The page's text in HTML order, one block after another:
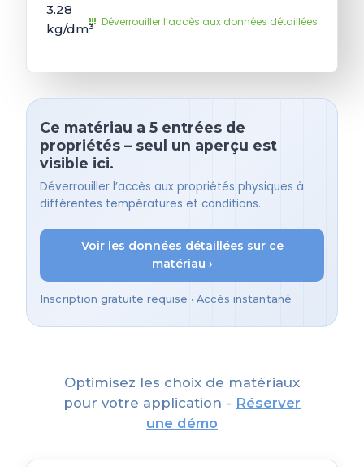
3.28
kg/dm³ Déverrouiller l’accès aux données détaillées
Ce matériau a 5 entrées de
propriétés – seul un aperçu est
visible ici.
Déverrouiller l’accès aux propriétés physiques à
différentes températures et conditions.
Voir les données détaillées sur ce
matériau ›
Inscription gratuite requise • Accès instantané
Optimisez les choix de matériaux
pour votre application - Réserver
une démo